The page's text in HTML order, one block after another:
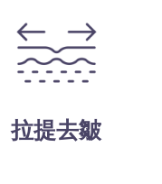
拉提去皺